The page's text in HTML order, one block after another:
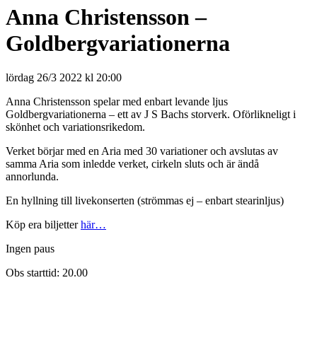
Anna Christensson –
Goldbergvariationerna
lördag 26/3 2022 kl 20:00
Anna Christensson spelar med enbart levande ljus
Goldbergvariationerna – ett av J S Bachs storverk. Oförlikneligt i
skönhet och variationsrikedom.
Verket börjar med en Aria med 30 variationer och avslutas av
samma Aria som inledde verket, cirkeln sluts och är ändå
annorlunda.
En hyllning till livekonserten (strömmas ej – enbart stearinljus)
Köp era biljetterhär…
Ingen paus
Obs starttid: 20.00